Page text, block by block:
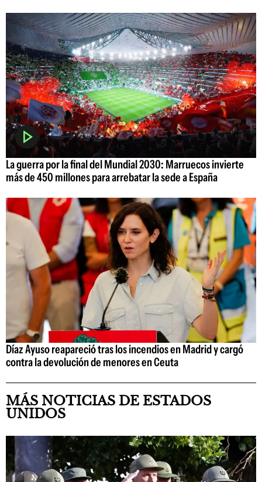
La guerra por la final del Mundial 2030: Marruecos invierte
más de 450 millones para arrebatar la sede a España
Díaz Ayuso reapareció tras los incendios en Madrid y cargó
contra la devolución de menores en Ceuta
MÁS NOTICIAS DE ESTADOS
UNIDOS